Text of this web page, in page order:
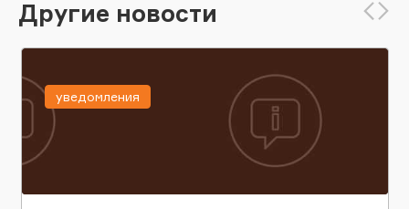
Другие новости
уведомления